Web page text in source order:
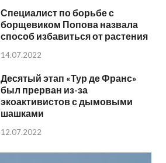
Специалист по борьбе с
борщевиком Попова назвала
способ избавиться от растения
14.07.2022
Десятый этап «Тур де Франс»
был прерван из-за
экоактивистов с дымовыми
шашками
12.07.2022